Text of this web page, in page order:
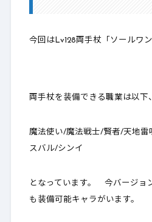
今回はLv128両手杖「ソールワン
両手杖を装備できる職業は以下
魔法使い/魔法戦士/賢者/天地雷
スバル/シンイ
となっています。 今バージョ
も装備可能キャラがいます。